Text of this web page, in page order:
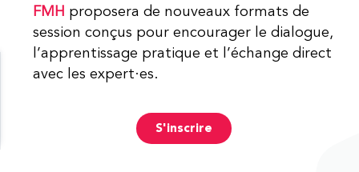
FMH proposera de nouveaux formats de
session conçus pour encourager le dialogue,
l’apprentissage pratique et l’échange direct
avec les expert·es.
S'inscrire